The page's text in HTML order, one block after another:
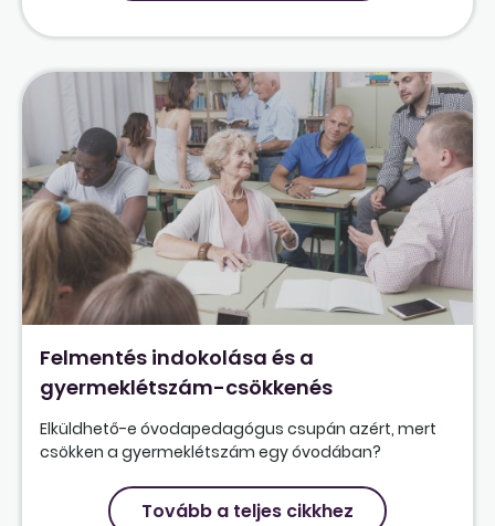
Felmentés indokolása és a
gyermeklétszám-csökkenés
Elküldhető-e óvodapedagógus csupán azért, mert
csökken a gyermeklétszám egy óvodában?
Tovább a teljes cikkhez